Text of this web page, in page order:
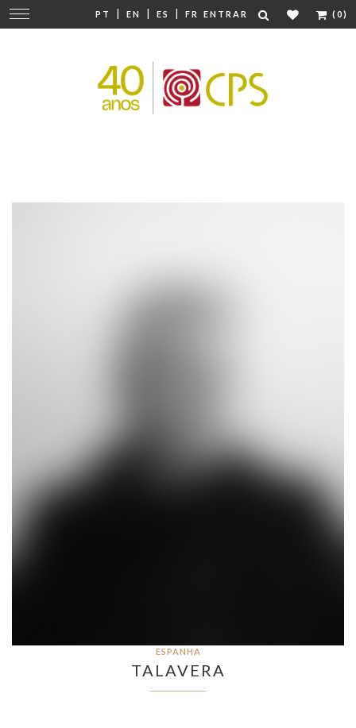
PT | EN | ES | FR ENTRAR (0)
Mudar
navegação
ESPANHA
TALAVERA